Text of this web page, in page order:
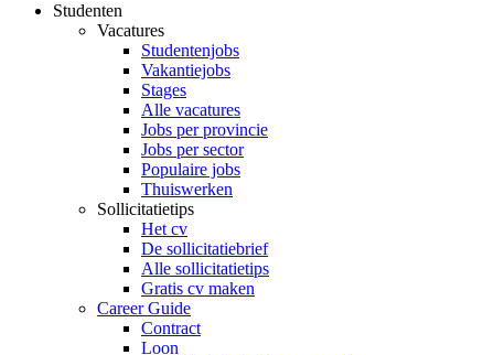
Studenten
Vacatures
Studentenjobs
Vakantiejobs
Stages
Alle vacatures
Jobs per provincie
Jobs per sector
Populaire jobs
Thuiswerken
Sollicitatietips
Het cv
De sollicitatiebrief
Alle sollicitatietips
Gratis cv maken
Career Guide
Contract
Loon